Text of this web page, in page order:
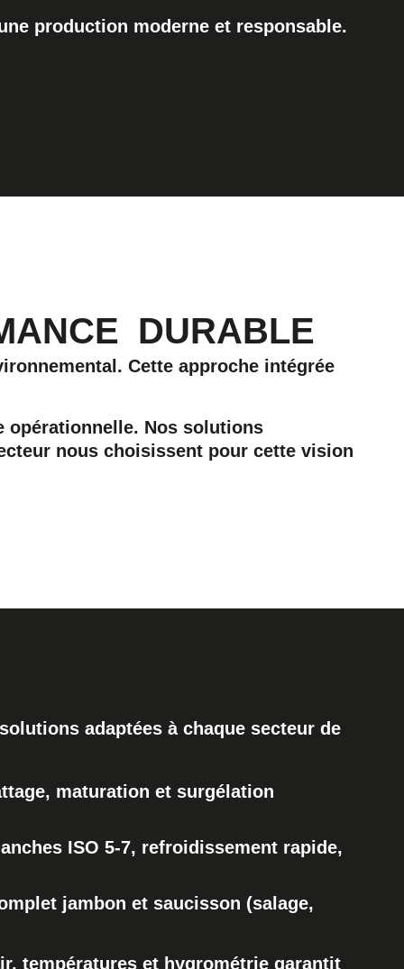
production moderne et responsable.
DURABLE
Cette approche intégrée
opérationnelle. Nos solutions
nous choisissent pour cette vision
adaptées à chaque secteur de
maturation et surgélation
ISO 5-7, refroidissement rapide,
jambon et saucisson (salage,
températures et hygrométrie garantit